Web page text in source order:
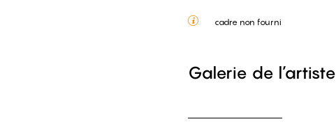
cadre non fourni
Galerie de l’artiste